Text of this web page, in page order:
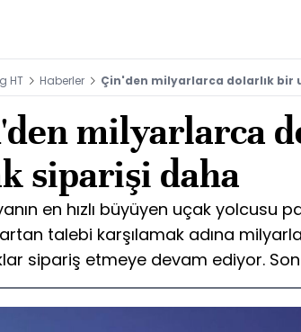
HT Haberler Çin'den milyarlarca dolarlık bir
milyarlarca
siparişi daha
en hızlı büyüyen uçak yolcusu
talebi karşılamak adına
sipariş etmeye devam ediyor.